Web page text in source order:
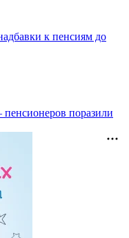
к пенсиям до
поразили